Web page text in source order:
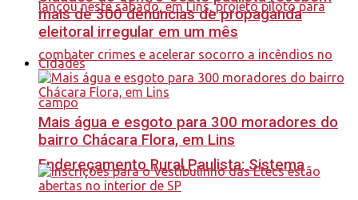
Endereçamento Rural Paulista: Sistema
mais de 300 denúncias de propaganda
eleitoral irregular em um mês
Cidades
Mais água e esgoto para 300 moradores do
bairro Chácara Flora, em Lins